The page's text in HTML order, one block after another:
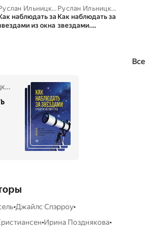
Руслан Ильницкий
наблюдать за
из окна
Руслан Ильницкий
Как наблюдать за
звездами.
Все
Руслан Ильницкий Андрей Кузнецов
•Джайлс Спэрроу•
•Ирина Позднякова•